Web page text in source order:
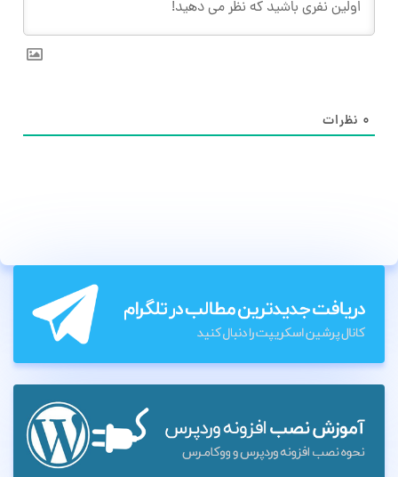
۰ نظرات